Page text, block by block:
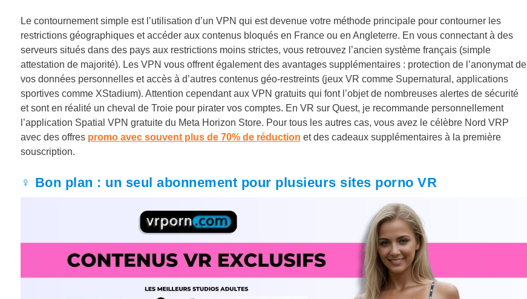
Le contournement simple est l’utilisation d’un VPN qui est devenue votre méthode principale pour contourner les
restrictions géographiques et accéder aux contenus bloqués en France ou en Angleterre. En vous connectant à des
serveurs situés dans des pays aux restrictions moins strictes, vous retrouvez l’ancien système français (simple
attestation de majorité). Les VPN vous offrent également des avantages supplémentaires : protection de l’anonymat de
vos données personnelles et accès à d’autres contenus géo-restreints (jeux VR comme Supernatural, applications
sportives comme XStadium). Attention cependant aux VPN gratuits qui font l’objet de nombreuses alertes de sécurité
et sont en réalité un cheval de Troie pour pirater vos comptes. En VR sur Quest, je recommande personnellement
l’application Spatial VPN gratuite du Meta Horizon Store. Pour tous les autres cas, vous avez le célèbre Nord VRP
avec des offres promo avec souvent plus de 70% de réduction et des cadeaux supplémentaires à la première
souscription.
♀️ Bon plan : un seul abonnement pour plusieurs sites porno VR